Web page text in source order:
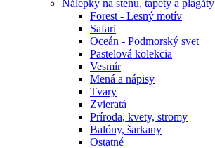
Nálepky na stenu, tapety a plagáty
Forest - Lesný motív
Safari
Oceán - Podmorský svet
Pastelová kolekcia
Vesmír
Mená a nápisy
Tvary
Zvieratá
Príroda, kvety, stromy
Balóny, šarkany
Ostatné